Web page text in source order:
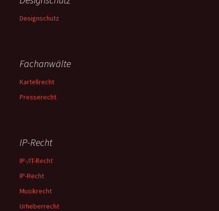
Designschutz
Fachanwälte
Kartellrecht
Presserecht
IP-Recht
IP-/IT-Recht
IP-Recht
Musikrecht
Urheberrecht